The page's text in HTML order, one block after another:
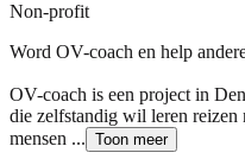
Non-profit
Word OV-coach en help
OV-coach is een project in
die zelfstandig wil leren reizen
mensen ... Toon meer